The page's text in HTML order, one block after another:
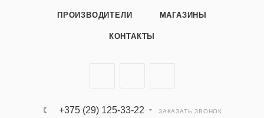
ПРОИЗВОДИТЕЛИ МАГАЗИНЫ
КОНТАКТЫ
+375 (29) 125-33-22 ЗАКАЗАТЬ ЗВОНОК